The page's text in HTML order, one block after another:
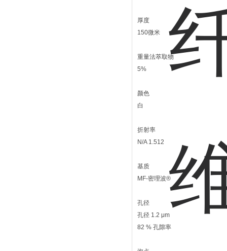
厚度
150微米
重量法萃取物
5%
颜色
白
折射率
N/A 1.512
基质
MF-密理波®
孔径
孔径 1.2 μm
82 % 孔隙率